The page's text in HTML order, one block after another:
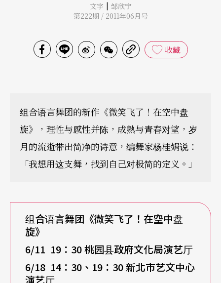
文字 | 邹欣宁
第222期 / 2011年06月号
收藏
组合语言舞团的新作《微笑飞了！在空中盘
旋》，理性与感性并陈，成熟与青春对望，岁
月的流逝带出简净的诗意，编舞家杨桂娟说：
「我想用这支舞，找到自己对极简的定义。」
组合语言舞团《微笑飞了！在空中盘
旋》
6/11 19 ：30 桃园县政府文化局演艺厅
6/18 14 ：30、19：30 新北市艺文中心
演艺厅